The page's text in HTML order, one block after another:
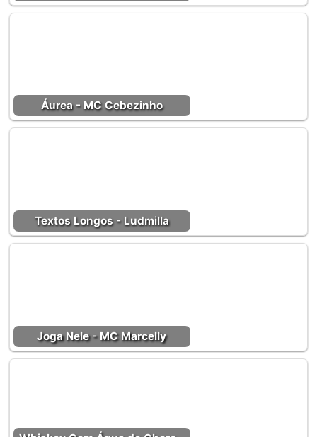
Áurea - MC Cebezinho
Textos Longos - Ludmilla
Joga Nele - MC Marcelly